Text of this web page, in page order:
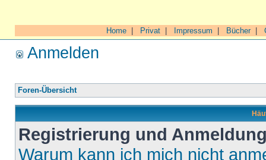
Home Privat Impressum Bücher|
Anmelden
Foren-Übersicht
Registrierung und
Warum kann ich mich nicht